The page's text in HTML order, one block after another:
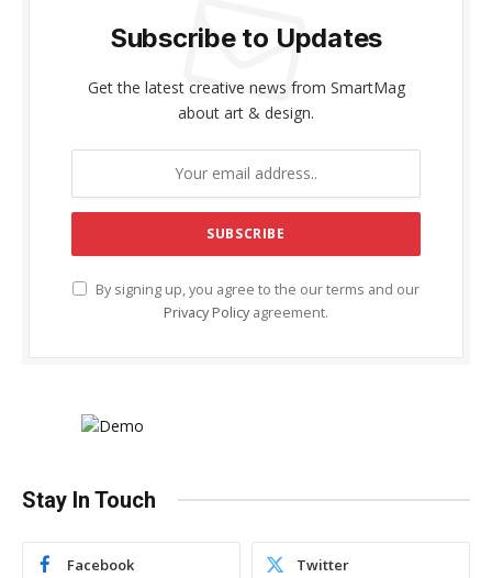
Subscribe to Updates
Get the latest creative news from SmartMag
about art & design.
By signing up, you agree to the our terms and our
Privacy Policy agreement.
Stay In Touch
Facebook Twitter